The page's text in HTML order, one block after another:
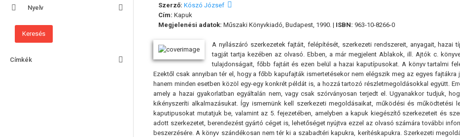
Nyelv
Címkék
Szerző: Kószó József
Cím: Kapuk
Megjelenési adatok: Műszaki Könyvkiadó, Budapest, 1990. | ISBN: 963-10-8266-0
A nyílászáró szerkezetek fajtáit, felépítését, szerkezeti rendszereit, anyagait, hazai
tagját tartja kezében az olvasó. Ebben, a már megjelent Ablakok, ill. Ajtók c.
tulajdonságait, főbb fajtáit és ezen belül a hazai kaputípusokat. A könyv tartalmi
Ezektől csak annyiban tér el, hogy a főbb kapufajták ismertetésekor nem elégszik meg az egyes
hanem minden esetben közöl egy-egy konkrét példát is, a hozzá tartozó részletmegoldásokkal együtt.
amely a hazai gyakorlatban egyáltalán nem, vagy csak szórványosan terjedt el. Ugyanakkor tudjuk,
kikényszeríti alkalmazásukat. Így ismernünk kell szerkezeti megoldásaikat, működési és működtetési
kaputipusokat mutatjuk be, valamint az 5. fejezetében, amelyben a kapuk kiegészítő szerkezeteit és
adott szerkezetet, berendezést gyártó céget is, lehetőséget nyújtva ezzel az olvasó számára további
beszerzésére. A könyv szándékosan nem tér ki a szabadtéri kapukra, kerítéskapukra. Szerkezeti